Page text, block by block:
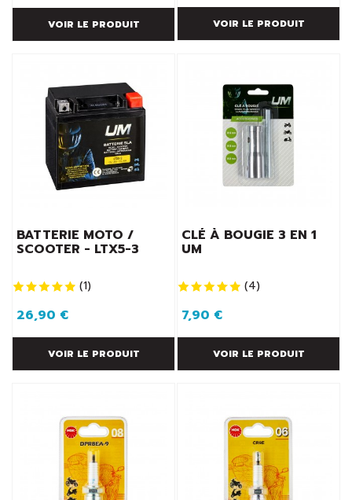
VOIR LE PRODUIT VOIR LE PRODUIT
BATTERIE MOTO /
SCOOTER - LTX5-3
(1)
26,90 €
VOIR LE PRODUIT
CLÉ À BOUGIE 3 EN 1
UM
(4)
7,90 €
VOIR LE PRODUIT